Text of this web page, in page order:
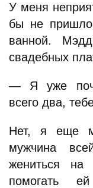
У меня
бы не
ванной.
свадебных
— Я уже
всего два,
Нет, я еще
мужчина
жениться
помогать